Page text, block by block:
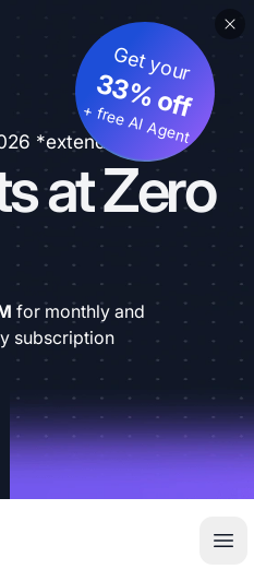
*extended
at Zero
Get your
33% off
+ free AI Agent
for monthly and
subscription